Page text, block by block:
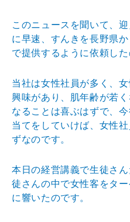
このニュースを聞いて、
に早速、すんきを長野県
で提供するように依頼した
当社は女性社員が多く、
興味があり、肌年齢が若
なることは喜ぶはずで、
当てをしていけば、女性
ずなのです。
本日の経営講義で生徒さ
徒さんの中で女性客をタ
に響いたのです。